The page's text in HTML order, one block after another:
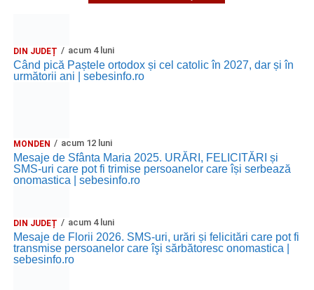
DIN JUDEȚ acum 4 luni
Când pică Paștele ortodox și cel catolic în 2027, dar și în
următorii ani | sebesinfo.ro
MONDEN acum 12 luni
Mesaje de Sfânta Maria 2025. URĂRI, FELICITĂRI și
SMS-uri care pot fi trimise persoanelor care își serbează
onomastica | sebesinfo.ro
DIN JUDEȚ acum 4 luni
Mesaje de Florii 2026. SMS-uri, urări și felicitări care pot fi
transmise persoanelor care îşi sărbătoresc onomastica |
sebesinfo.ro